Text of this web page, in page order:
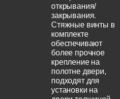
открывания/
закрывания.
Стяжные винты в
комплекте
обеспечивают
более прочное
крепление на
полотне двери,
подходят для
установки на